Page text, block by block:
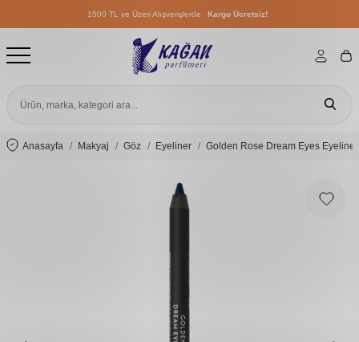
1500 TL ve Üzeri Alışverişlerde Kargo Ücretsiz!
1500 TL ve Üzeri Alışverişlerde
1500 TL ve Üzeri Alışverişlerde
Anasayfa Makyaj Göz Eyeliner Golden Rose Dream Eyes